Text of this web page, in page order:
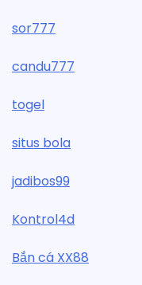
sor777
candu777
togel
situs bola
jadibos99
Kontrol4d
Bắn cá XX88